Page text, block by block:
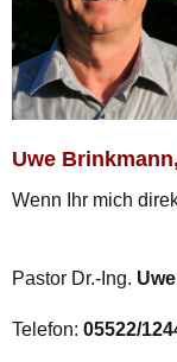
Uwe
Wenn Ihr mich
Pastor Dr.-Ing.
Telefon: 05522/